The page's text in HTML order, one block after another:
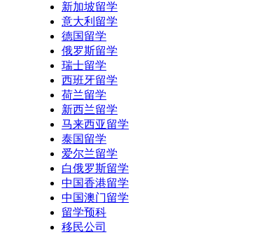
新加坡留学
意大利留学
德国留学
俄罗斯留学
瑞士留学
西班牙留学
荷兰留学
新西兰留学
马来西亚留学
泰国留学
爱尔兰留学
白俄罗斯留学
中国香港留学
中国澳门留学
留学预科
移民公司